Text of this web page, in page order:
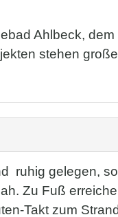
Ahlbeck,
stehen
ruhig gelegen,
Zu Fuß
Takt zum